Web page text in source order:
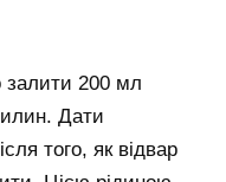
залити 200 мл
Дати
того, як відвар